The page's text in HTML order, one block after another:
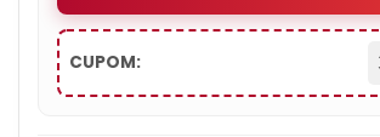
CUPOM: